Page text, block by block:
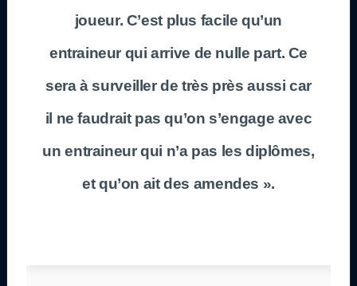
joueur. C’est plus facile qu’un
entraineur qui arrive de nulle part. Ce
sera à surveiller de très près aussi car
il ne faudrait pas qu’on s’engage avec
un entraineur qui n’a pas les diplômes,
et qu’on ait des amendes ».